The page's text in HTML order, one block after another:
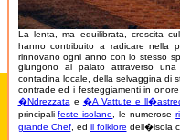
La lenta, ma equilibrata, crescita
hanno contribuito a radicare nella
rinnovano ogni anno con lo stesso
giungono al palato attraverso
contadina locale, della selvaggina di
contrade ed i festeggiamenti in
�Ndrezzata e �A Vattute e
principalifeste isolane , le numerose
grande Chef, ed il folklore dell�isola